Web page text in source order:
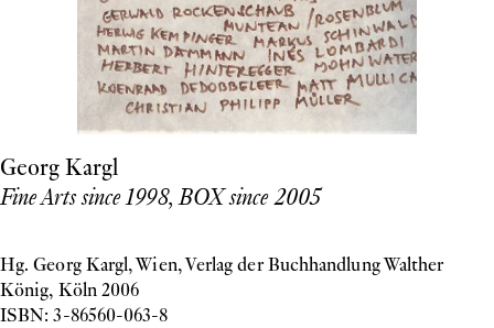
Georg Kargl
Fine Arts since 1998, BOX since 2005
Hg. Georg Kargl, Wien, Verlag der Buchhandlung Walther
König, Köln 2006
ISBN: 3-86560-063-8